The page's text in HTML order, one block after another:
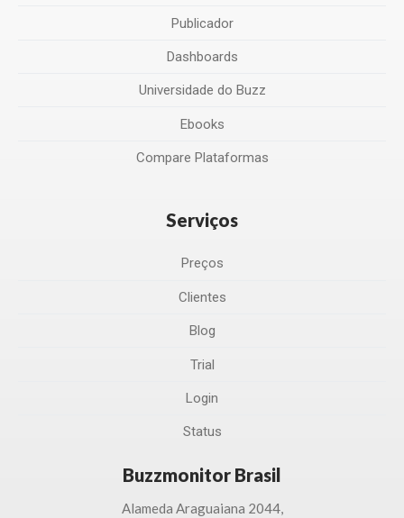
Publicador
Dashboards
Universidade do Buzz
Ebooks
Compare Plataformas
Serviços
Preços
Clientes
Blog
Trial
Login
Status
Buzzmonitor Brasil
Alameda Araguaiana 2044,